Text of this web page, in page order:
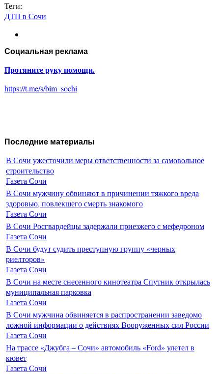
Теги:
ДТП в Сочи
Социальная реклама
Протяните руку помощи.
https://t.me/s/bim_sochi
Последние материалы
В Сочи ужесточили меры ответственности за самовольное
строительство
Газета Сочи
В Сочи мужчину обвиняют в причинении тяжкого вреда
здоровью, повлекшего смерть знакомого
Газета Сочи
В Сочи Росгвардейцы задержали приезжего с мефедроном
Газета Сочи
В Сочи будут судить преступную группу «черных
риелторов»
Газета Сочи
В Сочи на месте снесенного кинотеатра Спутник открылась
муниципальная парковка
Газета Сочи
В Сочи мужчина обвиняется в распространении заведомо
ложной информации о действиях Вооруженных сил России
Газета Сочи
На трассе «Джубга – Сочи» автомобиль «Ford» улетел в
кювет
Газета Сочи